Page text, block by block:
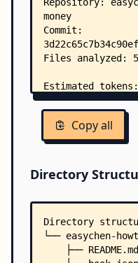
Copy all
Directory
Directory
└── easychen-
    ├── README.md